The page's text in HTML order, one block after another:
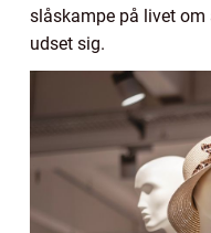
slåskampe på livet
udset sig.